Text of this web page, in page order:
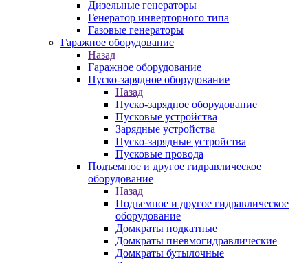
Дизельные генераторы
Генератор инверторного типа
Газовые генераторы
Гаражное оборудование
Назад
Гаражное оборудование
Пуско-зарядное оборудование
Назад
Пуско-зарядное оборудование
Пусковые устройства
Зарядные устройства
Пуско-зарядные устройства
Пусковые провода
Подъемное и другое гидравлическое
оборудование
Назад
Подъемное и другое гидравлическое
оборудование
Домкраты подкатные
Домкраты пневмогидравлические
Домкраты бутылочные